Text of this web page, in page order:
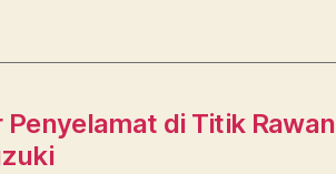
di Titik Rawan